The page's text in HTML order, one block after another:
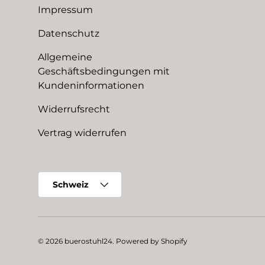
Impressum
Datenschutz
Allgemeine
Geschäftsbedingungen mit
Kundeninformationen
Widerrufsrecht
Vertrag widerrufen
Schweiz
© 2026 buerostuhl24. Powered by Shopify